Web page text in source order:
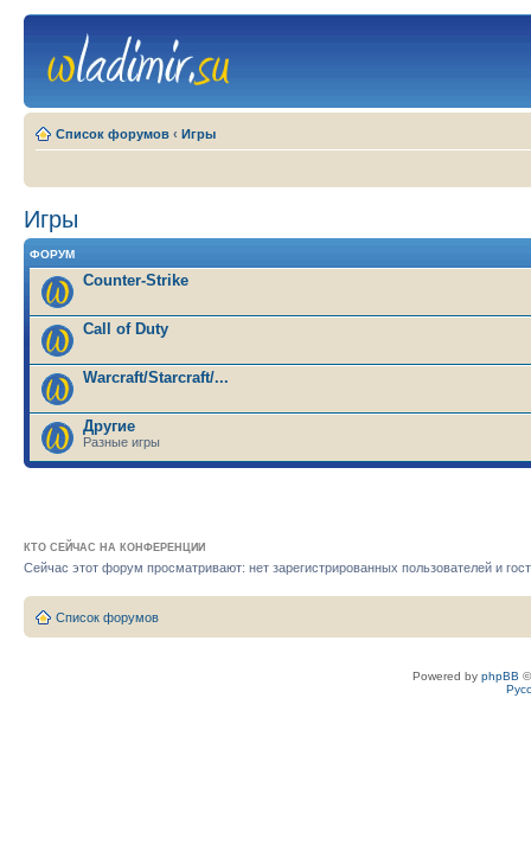
Список форумов ‹ Игры
Игры
ФОРУМ
Counter-Strike
Call of Duty
Warcraft/Starcraft/...
Другие
Разные игры
КТО СЕЙЧАС НА КОНФЕРЕНЦИИ
Сейчас этот форум просматривают: нет зарегистрированных пользователей и
Список форумов
Powered by phpBB